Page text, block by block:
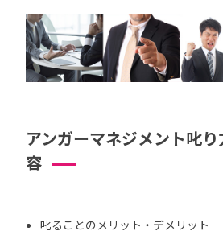
アンガーマネジメント叱
容
叱ることのメリット・デメリット